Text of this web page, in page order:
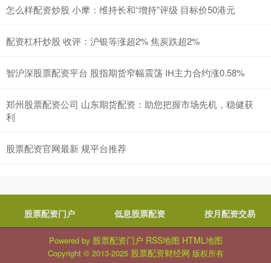
怎么样配资炒股 小摩：维持长和“增持”评级 目标价50港元
配资杠杆炒股 收评：沪银等涨超2% 焦炭跌超2%
智沪深股票配资平台 股指期货窄幅震荡 IH主力合约涨0.58%
郑州股票配资公司 山东期货配资：助您把握市场先机，稳健获
利
股票配资官网最新 规平台推荐
股票配资门户 低息股票配资 按月配资交易
Powered by 股票配资门户 RSS地图 HTML地图
Copyright © 2013-2025 股票配资财经网 版权所有